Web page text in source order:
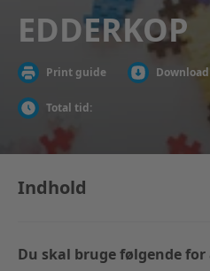
EDDERKOP
Print guide
Total tid:
Indhold
Du skal bruge følgende for